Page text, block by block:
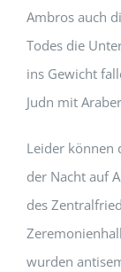
Ambros auch
Todes die
ins Gewicht
Judn mit
Leider können
der Nacht auf
des
wurden